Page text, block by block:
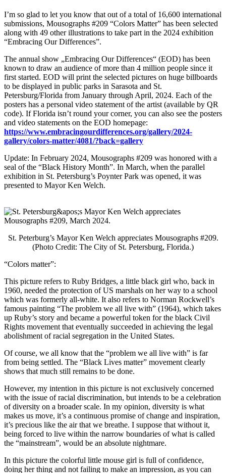
I’m so glad to let you know that out of a total of 16,600 international
submissions, Mousographs #209 “Colors Matter” has been selected
along with 49 other illustrations to take part in the 2024 exhibition
“Embracing Our Differences”.
The annual show „Embracing Our Differences“ (EOD) has been
known to draw an audience of more than 4 million people since it
first started. EOD will print the selected pictures on huge billboards
to be displayed in public parks in Sarasota and St.
Petersburg/Florida from January through April, 2024. Each of the
posters has a personal video statement of the artist (available by QR
code). If Florida isn’t round your corner, you can also see the posters
and video statements on the EOD homepage:
https://www.embracingourdifferences.org/gallery/2024-
gallery/colors-matter/4081/?back=gallery
Update: In February 2024, Mousographs #209 was honored with a
seal of the “Black History Month”. In March, when the parallel
exhibition in St. Petersburg’s Poynter Park was opened, it was
presented to Mayor Ken Welch.
St. Peterburg’s Mayor Ken Welch appreciates Mousographs #209.
(Photo Credit: The City of St. Petersburg, Florida.)
“Colors matter”:
This picture refers to Ruby Bridges, a little black girl who, back in
1960, needed the protection of US marshals on her way to a school
which was formerly all-white. It also refers to Norman Rockwell’s
famous painting “The problem we all live with” (1964), which takes
up Ruby’s story and became a powerful token for the black Civil
Rights movement that eventually succeeded in achieving the legal
abolishment of racial segregation in the United States.
Of course, we all know that the “problem we all live with” is far
from being settled. The “Black Lives matter” movement clearly
shows that much still remains to be done.
However, my intention in this picture is not exclusively concerned
with the issue of racial discrimination, but intends to be a celebration
of diversity on a broader scale. In my opinion, diversity is what
makes us move, it’s a continuous promise of change and inspiration,
it’s precious like the air that we breathe. I suppose that without it,
being forced to live within the narrow boundaries of what is called
the “mainstream”, would be an absolute nightmare.
In this picture the colorful little mouse girl is full of confidence,
doing her thing and not failing to make an impression, as you can